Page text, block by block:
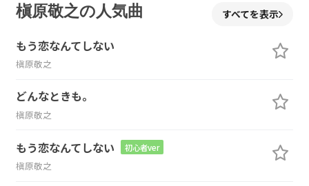
槇原敬之の人気曲 すべてを表示
もう恋なんてしない
槇原敬之
どんなときも。
槇原敬之
もう恋なんてしない 初心者ver
槇原敬之